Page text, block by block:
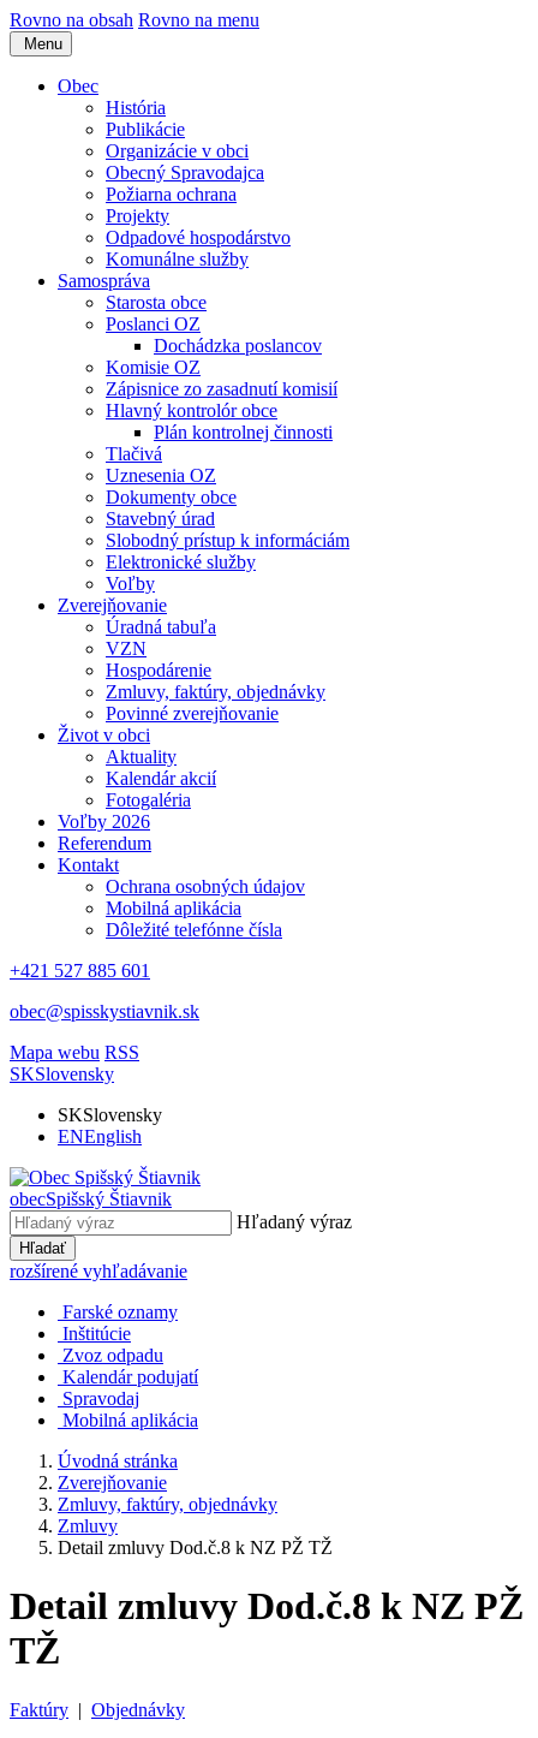
Rovno na obsah Rovno na menu
Menu
Obec
História
Publikácie
Organizácie v obci
Obecný Spravodajca
Požiarna ochrana
Projekty
Odpadové hospodárstvo
Komunálne služby
Samospráva
Starosta obce
Poslanci OZ
Dochádzka poslancov
Komisie OZ
Zápisnice zo zasadnutí komisií
Hlavný kontrolór obce
Plán kontrolnej činnosti
Tlačivá
Uznesenia OZ
Dokumenty obce
Stavebný úrad
Slobodný prístup k informáciám
Elektronické služby
Voľby
Zverejňovanie
Úradná tabuľa
VZN
Hospodárenie
Zmluvy, faktúry, objednávky
Povinné zverejňovanie
Život v obci
Aktuality
Kalendár akcií
Fotogaléria
Voľby 2026
Referendum
Kontakt
Ochrana osobných údajov
Mobilná aplikácia
Dôležité telefónne čísla
+421 527 885 601
obec@spisskystiavnik.sk
Mapa webu RSS
SKSlovensky
SKSlovensky
ENEnglish
obecSpišský Štiavnik
Hľadaný výraz
Hľadať
rozšírené vyhľadávanie
Farské oznamy
Inštitúcie
Zvoz odpadu
Kalendár podujatí
Spravodaj
Mobilná aplikácia
Úvodná stránka
Zverejňovanie
Zmluvy, faktúry, objednávky
Zmluvy
Detail zmluvy Dod.č.8 k NZ PŽ TŽ
Detail zmluvy Dod.č.8 k NZ PŽ
TŽ
Faktúry | Objednávky